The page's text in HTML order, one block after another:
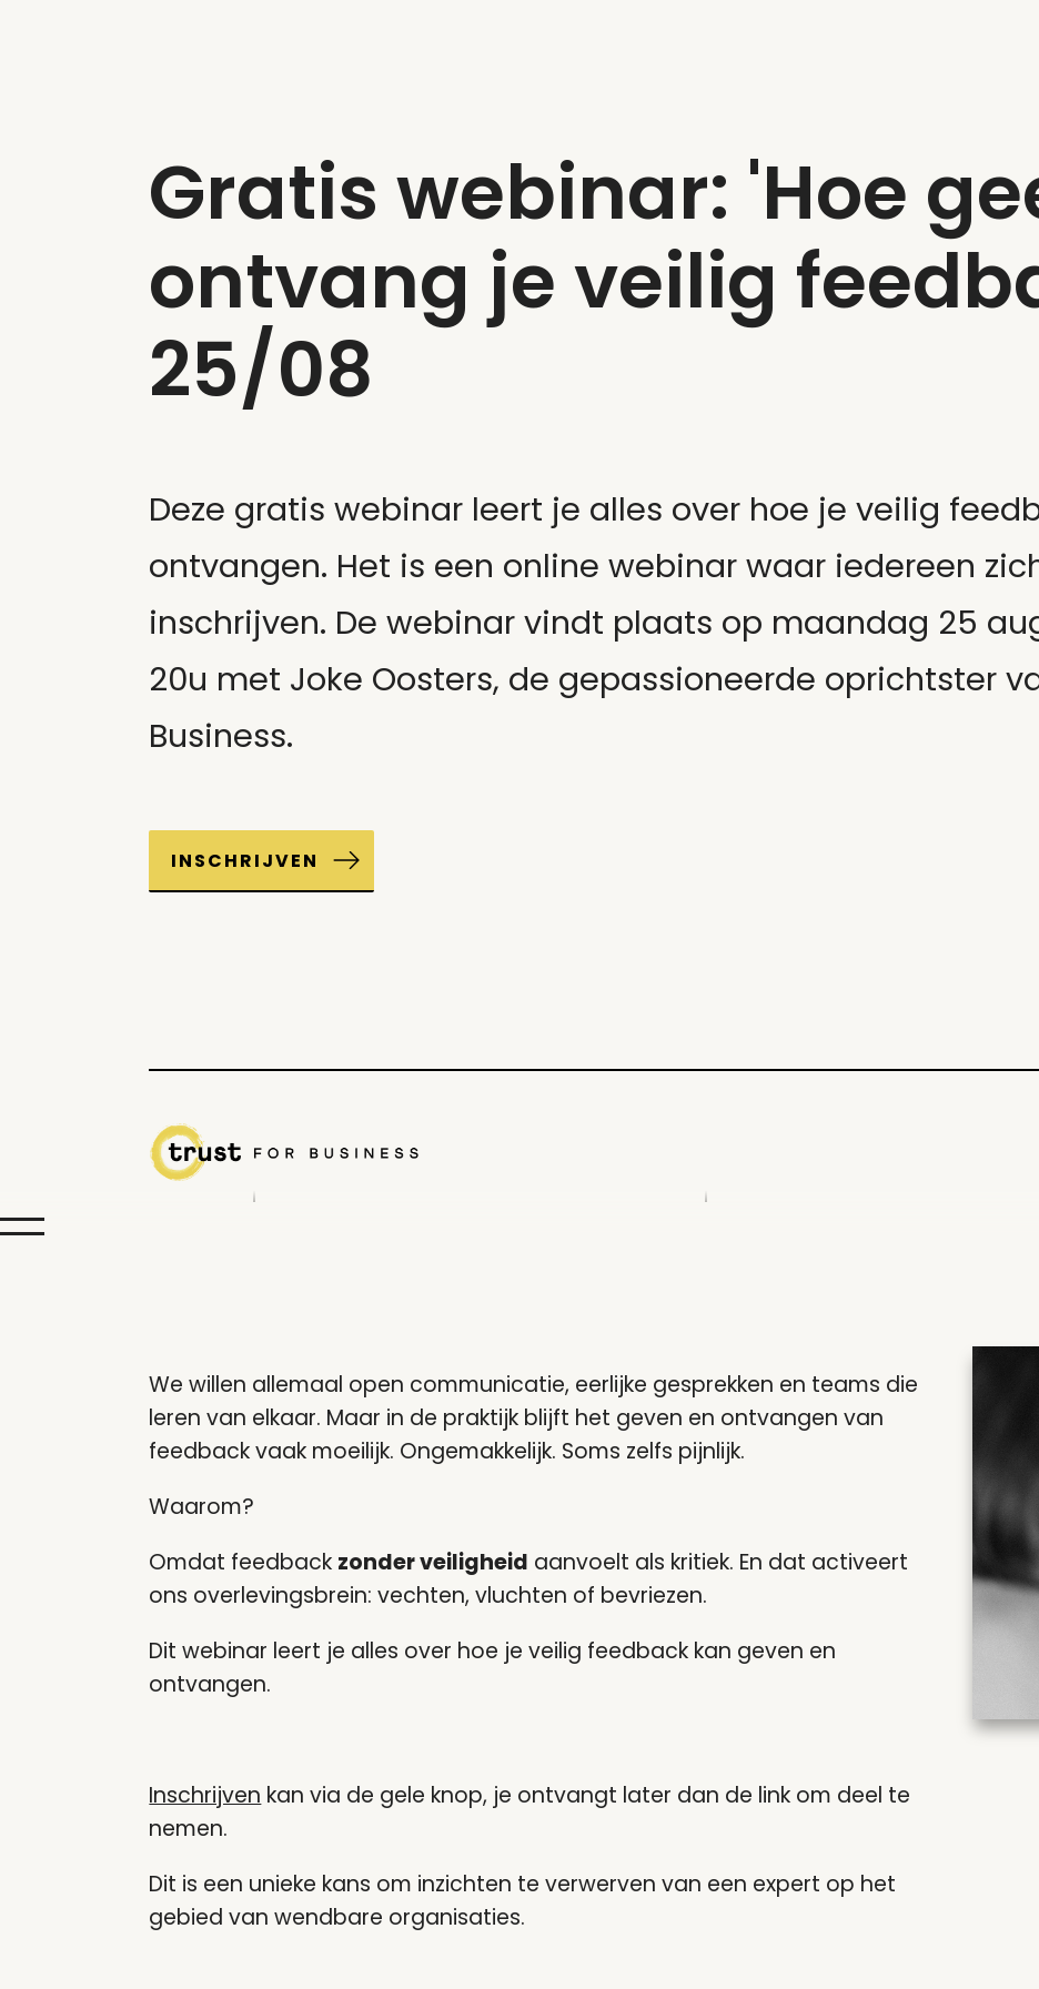
Gratis webinar: 'Hoe
ontvang je veilig
25/08
Deze gratis webinar leert je alles over hoe je veilig
ontvangen. Het is een online webinar waar iedereen
inschrijven. De webinar vindt plaats op maandag 25
20u met Joke Oosters, de gepassioneerde oprichtster
Business.
INSCHRIJVEN
DATUM
We willen allemaal open communicatie, eerlijke gesprekken en teams die
leren van elkaar. Maar in de praktijk blijft het geven en ontvangen van
feedback vaak moeilijk. Ongemakkelijk. Soms zelfs pijnlijk.
Waarom?
Omdat feedback zonder veiligheid aanvoelt als kritiek. En dat activeert
ons overlevingsbrein: vechten, vluchten of bevriezen.
Dit webinar leert je alles over hoe je veilig feedback kan geven en
ontvangen.
Inschrijven kan via de gele knop, je ontvangt later dan de link om deel te
nemen.
Dit is een unieke kans om inzichten te verwerven van een expert op het
gebied van wendbare organisaties.